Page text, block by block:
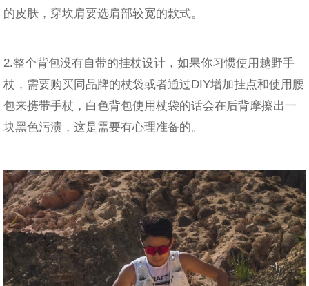
的皮肤，穿坎肩要选肩部较宽的款式。
2.整个背包没有自带的挂杖设计，如果你习惯使用越野手
杖，需要购买同品牌的杖袋或者通过DIY增加挂点和使用腰
包来携带手杖，白色背包使用杖袋的话会在后背摩擦出一
块黑色污渍，这是需要有心理准备的。